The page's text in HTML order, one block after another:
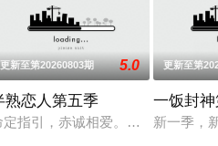
游戏综艺。由刘宇宁、金靖、
更新至第20260803期 5.0
熟恋人第五季
定指引，赤诚相爱。第五季将讲述
更新至第
一饭封
新一季，